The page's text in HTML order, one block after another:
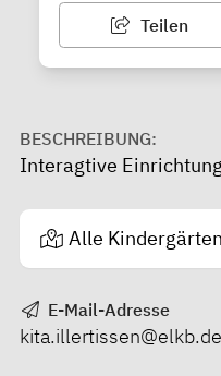
Teilen
BESCHREIBUNG:
Interagtive Einrichtung
Alle
E-Mail-Adresse
kita.illertissen@elkb.de